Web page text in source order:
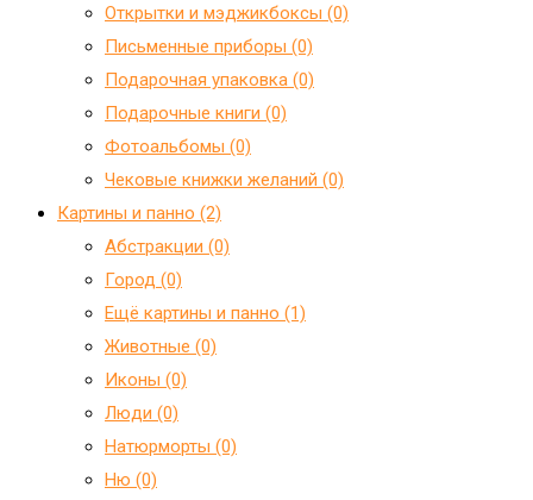
Открытки и мэджикбоксы (0)
Письменные приборы (0)
Подарочная упаковка (0)
Подарочные книги (0)
Фотоальбомы (0)
Чековые книжки желаний (0)
Картины и панно (2)
Абстракции (0)
Город (0)
Ещё картины и панно (1)
Животные (0)
Иконы (0)
Люди (0)
Натюрморты (0)
Ню (0)